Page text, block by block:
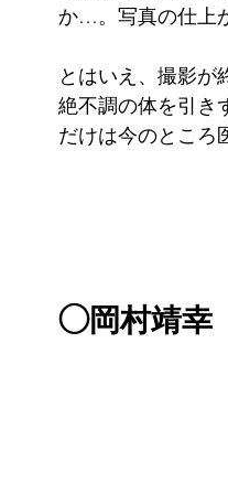
か…。写真の仕上
とはいえ、撮影が
絶不調の体を引き
だけは今のところ
◯岡村靖幸